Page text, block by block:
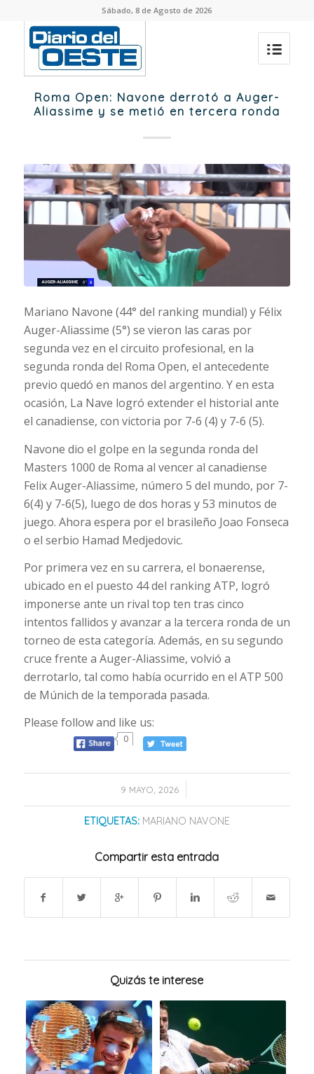
Sábado, 8 de Agosto de 2026
Roma Open: Navone derrotó a Auger-
Aliassime y se metió en tercera ronda
Mariano Navone (44° del ranking mundial) y Félix
Auger-Aliassime (5°) se vieron las caras por
segunda vez en el circuito profesional, en la
segunda ronda del Roma Open, el antecedente
previo quedó en manos del argentino. Y en esta
ocasión, La Nave logró extender el historial ante
el canadiense, con victoria por 7-6 (4) y 7-6 (5).
Navone dio el golpe en la segunda ronda del
Masters 1000 de Roma al vencer al canadiense
Felix Auger-Aliassime, número 5 del mundo, por 7-
6(4) y 7-6(5), luego de dos horas y 53 minutos de
juego. Ahora espera por el brasileño Joao Fonseca
o el serbio Hamad Medjedovic.
Por primera vez en su carrera, el bonaerense,
ubicado en el puesto 44 del ranking ATP, logró
imponerse ante un rival top ten tras cinco
intentos fallidos y avanzar a la tercera ronda de un
torneo de esta categoría. Además, en su segundo
cruce frente a Auger-Aliassime, volvió a
derrotarlo, tal como había ocurrido en el ATP 500
de Múnich de la temporada pasada.
Please follow and like us:
0
9 MAYO, 2026
/
ETIQUETAS: MARIANO NAVONE
Compartir esta entrada
Quizás te interese